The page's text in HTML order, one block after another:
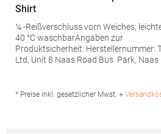
Shirt
¼ -Reißverschluss vorn Weiches, leichtes MaterialPfegehinweis:
40 °C waschbarAngaben zur
Produktsicherheit: Herstellernummer:
Ltd, Unit 8 Naas Road Bus. Park, Naas
* Preise inkl. gesetzlicher Mwst. +